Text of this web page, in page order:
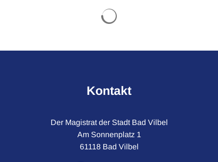
Kontakt
Der Magistrat der Stadt Bad Vilbel
Am Sonnenplatz 1
61118 Bad Vilbel